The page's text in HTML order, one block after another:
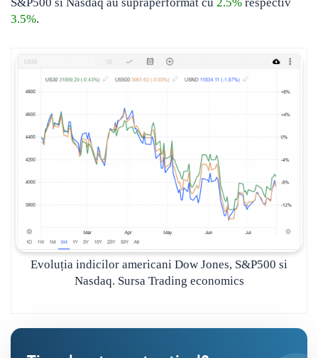
3.5%.
Evoluția indicilor americani Dow Jones, S&P500 si
Nasdaq. Sursa Trading economics